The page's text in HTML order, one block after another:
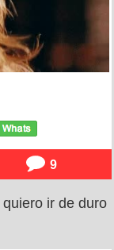
9
ir de duro